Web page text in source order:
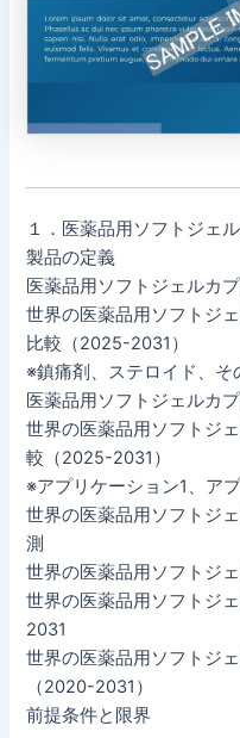
１．医薬品用ソフトジェ
製品の定義
医薬品用ソフトジェルカ
世界の医薬品用ソフトジ
比較（2025-2031）
※鎮痛剤、ステロイド、そ
医薬品用ソフトジェルカ
世界の医薬品用ソフトジ
較（2025-2031）
※アプリケーション1、ア
世界の医薬品用ソフトジ
測
世界の医薬品用ソフトジ
世界の医薬品用ソフトジ
2031
世界の医薬品用ソフトジ
（2020-2031）
前提条件と限界